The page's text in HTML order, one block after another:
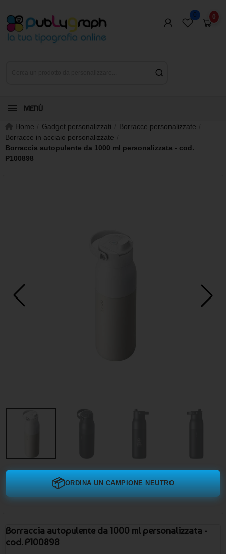
0 0
MENÙ
Home Gadget personalizzati
Borracce personalizzate
Borracce in acciaio personalizzate
Borraccia autopulente da 1000 ml personalizzata - cod.
P100898
📦ORDINA UN CAMPIONE NEUTRO
Borraccia autopulente da 1000 ml personalizzata -
cod. P100898